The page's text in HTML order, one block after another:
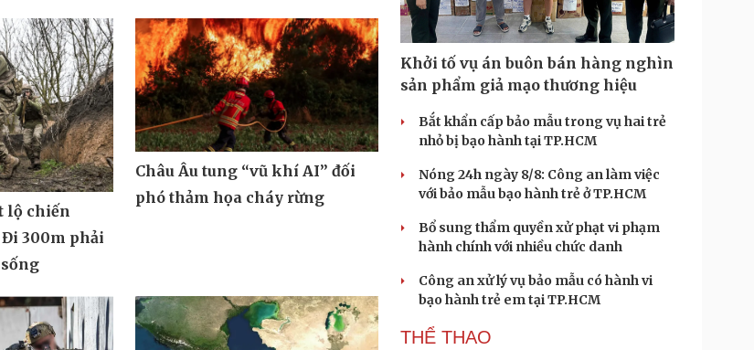
lộ chiến
300m phải
Châu Âu tung “vũ khí AI” đối
phó thảm họa cháy rừng
Khởi tố vụ án buôn bán hàng nghìn
sản phẩm giả mạo thương hiệu
Bắt khẩn cấp bảo mẫu trong vụ hai trẻ
nhỏ bị bạo hành tại TP.HCM
Nóng 24h ngày 8/8: Công an làm việc
với bảo mẫu bạo hành trẻ ở TP.HCM
Bổ sung thẩm quyền xử phạt vi phạm
hành chính với nhiều chức danh
Công an xử lý vụ bảo mẫu có hành vi
bạo hành trẻ em tại TP.HCM
THỂ THAO